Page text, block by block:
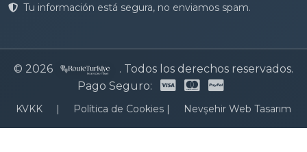
Tu información está segura, no enviamos spam.
© 2026
. Todos los derechos reservados.
Pago Seguro:
KVKK | Política de Cookies | Nevşehir Web Tasarım